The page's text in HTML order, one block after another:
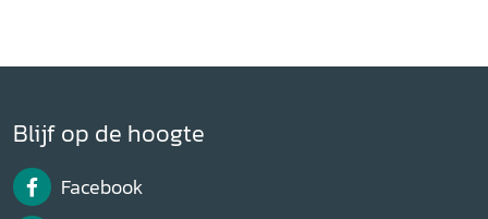
Blijf op de hoogte
Facebook